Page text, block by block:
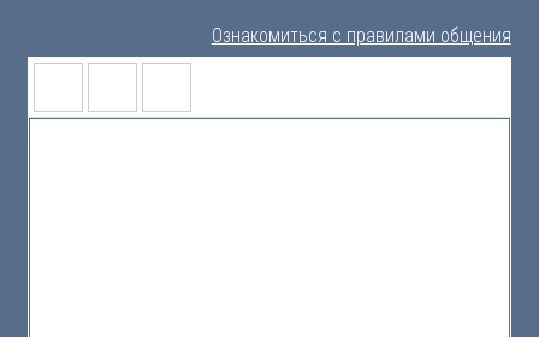
Ознакомиться с правилами общения